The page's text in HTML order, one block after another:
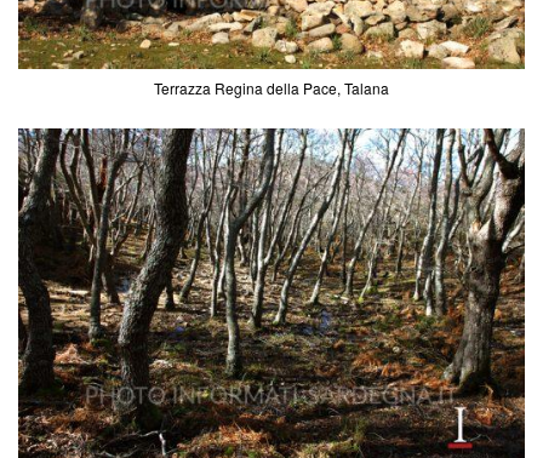
Terrazza Regina della Pace, Talana